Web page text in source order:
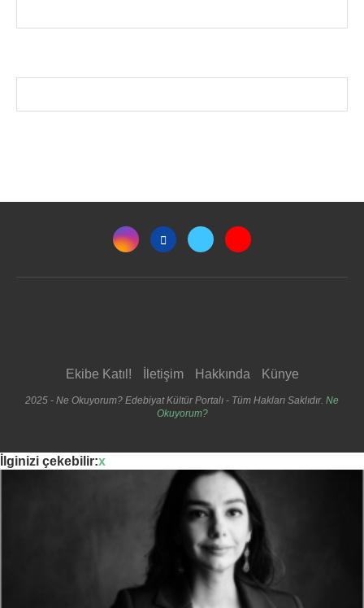
Ekibe Katıl! İletişim Hakkında Künye
2025 - Ne Okuyorum? Edebiyat Kültür Portalı - Tüm Hakları Saklıdır. Ne
Okuyorum?
İlginizi çekebilir:x